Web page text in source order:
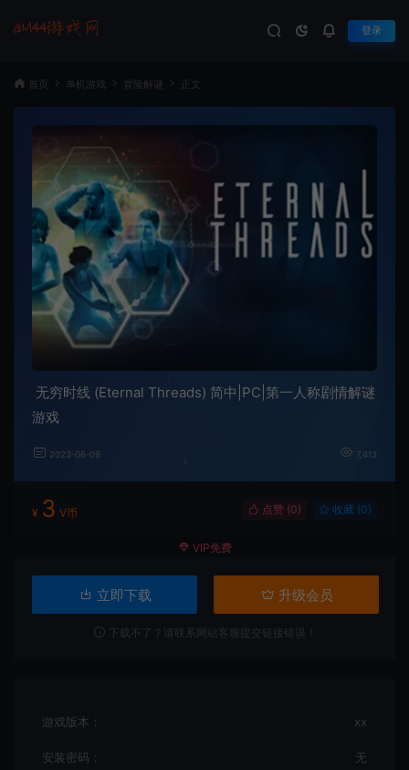
登录
首页 单机游戏 冒险解谜 正文
无穷时线 (Eternal Threads) 简中|PC|第一人称剧情解谜
游戏
2023-06-09 7,413
¥ 3 V币 点赞 (0) 收藏 (0)
VIP免费
立即下载 升级会员
下载不了？请联系网站客服提交链接错误！
游戏版本： xx
安装密码： 无